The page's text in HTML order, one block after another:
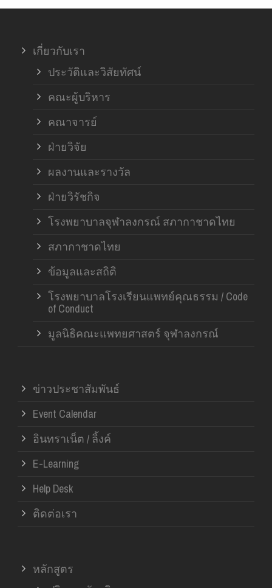
เกี่ยวกับเรา
ประวัติและวิสัยทัศน์
คณะผู้บริหาร
คณาจารย์
ฝ่ายวิจัย
ผลงานและรางวัล
ฝ่ายวิรัชกิจ
โรงพยาบาลจุฬาลงกรณ์ สภากาชาดไทย
สภากาชาดไทย
ข้อมูลและสถิติ
โรงพยาบาลโรงเรียนแพทย์คุณธรรม / Code
of Conduct
มูลนิธิคณะแพทยศาสตร์ จุฬาลงกรณ์
ข่าวประชาสัมพันธ์
Event Calendar
อินทราเน็ต / ลิ้งค์
E-Learning
Help Desk
ติดต่อเรา
หลักสูตร